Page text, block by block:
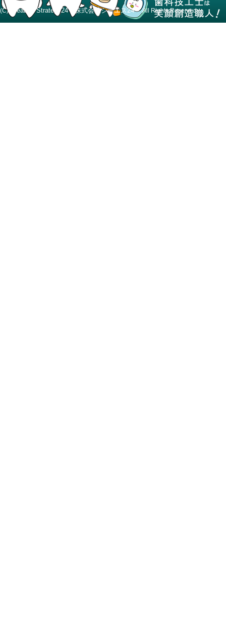
(C) Creative Strategy24 株式会社シーエス24All Rights Reserved.